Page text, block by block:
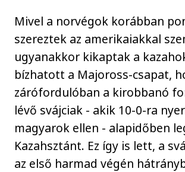
Mivel a norvégok korábban
szereztek az amerikaiakkal
ugyanakkor kikaptak a
bízhatott a Majoross-csapat,
zárófordulóban a kirobbanó
lévő svájciak - akik 10-0-ra
magyarok ellen - alapidőben
Kazahsztánt. Ez így is lett, a
az első harmad végén